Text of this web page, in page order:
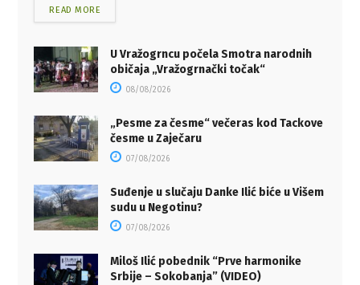
READ MORE
U Vražogrncu počela Smotra narodnih
običaja „Vražogrnački točak“
08/08/2026
„Pesme za česme“ večeras kod Tackove
česme u Zaječaru
07/08/2026
Suđenje u slučaju Danke Ilić biće u Višem
sudu u Negotinu?
07/08/2026
Miloš Ilić pobednik “Prve harmonike
Srbije – Sokobanja” (VIDEO)